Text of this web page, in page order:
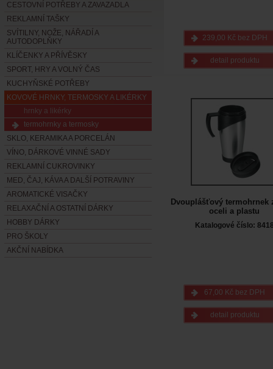
CESTOVNÍ POTŘEBY A ZAVAZADLA
REKLAMNÍ TAŠKY
SVÍTILNY, NOŽE, NÁŘADÍ A
AUTODOPLŇKY
KLÍČENKY A PŘÍVĚSKY
SPORT, HRY A VOLNÝ ČAS
KUCHYŇSKÉ POTŘEBY
KOVOVÉ HRNKY, TERMOSKY A LIKÉRKY
hrnky a likérky
termohrnky a termosky
SKLO, KERAMIKA A PORCELÁN
VÍNO, DÁRKOVÉ VINNÉ SADY
REKLAMNÍ CUKROVINKY
MED, ČAJ, KÁVA A DALŠÍ POTRAVINY
AROMATICKÉ VISAČKY
RELAXAČNÍ A OSTATNÍ DÁRKY
HOBBY DÁRKY
PRO ŠKOLY
AKČNÍ NABÍDKA
239,00 Kč bez DPH
detail produktu
Dvouplášťový termohrnek
oceli a plastu
Katalogové číslo:
67,00 Kč bez DPH
detail produktu